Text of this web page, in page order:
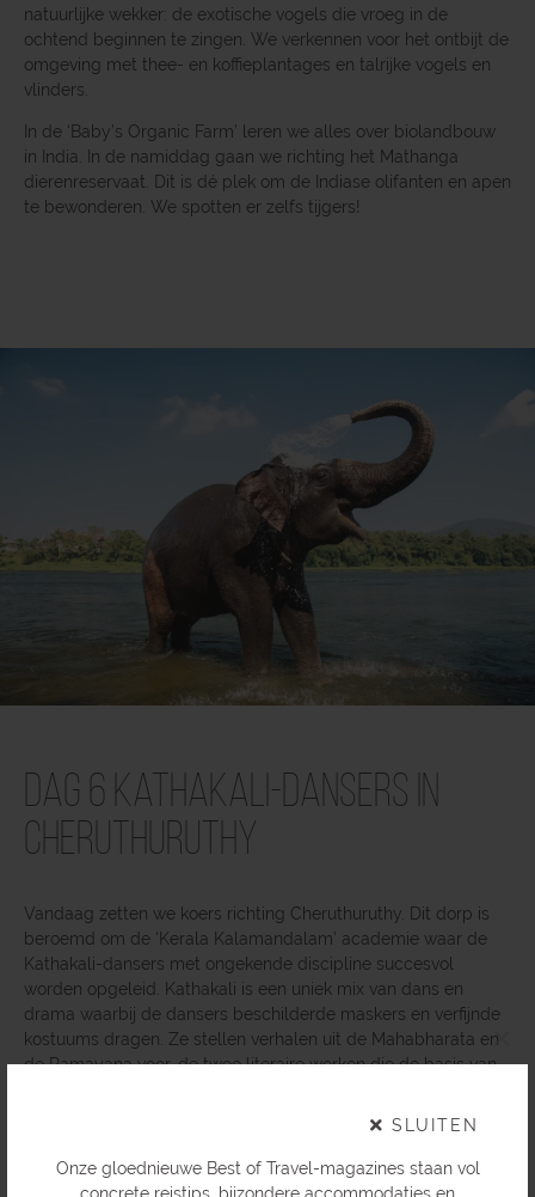
SLUITEN
Onze gloednieuwe Best of Travel-magazines staan vol
×
natuurlijke wekker: de exotische vogels die vroeg in de
ochtend beginnen te zingen. We verkennen voor het ontbijt de
omgeving met thee- en koffieplantages en talrijke vogels en
vlinders.
In de ‘Baby’s Organic Farm’ leren we alles over biolandbouw
in India. In de namiddag gaan we richting het Mathanga
dierenreservaat. Dit is dé plek om de Indiase olifanten en apen
te bewonderen. We spotten er zelfs tijgers!
Dag 6 Kathakali-dansers in
Cheruthuruthy
Vandaag zetten we koers richting Cheruthuruthy. Dit dorp is
beroemd om de ‘Kerala Kalamandalam’ academie waar de
Kathakali-dansers met ongekende discipline succesvol
worden opgeleid. Kathakali is een uniek mix van dans en
drama waarbij de dansers beschilderde maskers en verfijnde
kostuums dragen. Ze stellen verhalen uit de Mahabharata en
de Ramayana voor, de twee literaire werken die de basis van